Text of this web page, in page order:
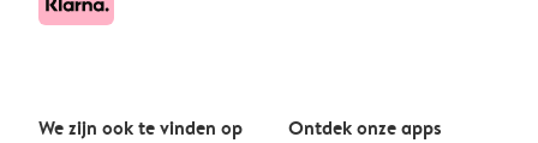
We zijn ook te vinden op Ontdek onze apps